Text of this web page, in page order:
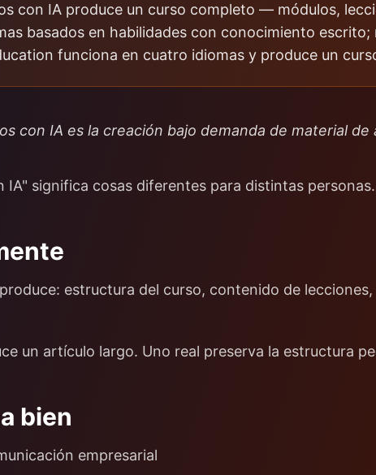
con IA produce un curso completo — módulos,
basados en habilidades con conocimiento
funciona en cuatro idiomas y produce un
con IA es la creación bajo demanda de material
IA" significa cosas diferentes para distintas
estructura del curso, contenido de
un artículo largo. Uno real preserva la estructura
bien
empresarial